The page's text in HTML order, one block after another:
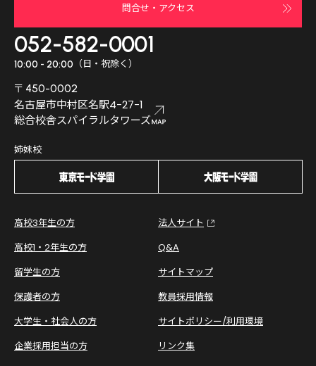
問合せ・アクセス
052-582-0001
10:00 - 20:00 （日・祝除く）
〒450-0002
名古屋市中村区名駅4-27-1
総合校舎スパイラルタワーズ
姉妹校
高校3年生の方
高校1・2年生の方
留学生の方
保護者の方
大学生・社会人の方
企業採用担当の方
法人サイト
Q&A
サイトマップ
教員採用情報
サイトポリシー/利用環境
リンク集